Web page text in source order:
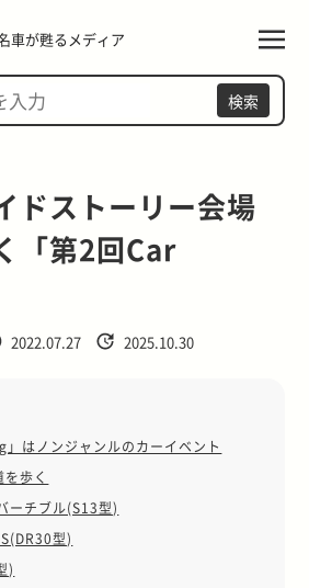
車が甦るメディア
検索
ドストーリー会場
「第2回Car
2022.07.27 2025.10.30
はノンジャンルのカーイベント
歩く
ーチブル(S13型)
型)
)